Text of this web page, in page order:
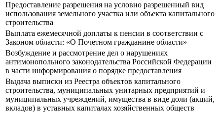
Предоставление разрешения на условно разрешенный вид
использования земельного участка или объекта капитального
строительства
Выплата ежемесячной доплаты к пенсии в соответствии с
Законом области: «О Почетном гражданине области»
Возбуждение и рассмотрение дел о нарушениях
антимонопольного законодательства Российской Федерации
в части информирования о порядке предоставления
Выдача выписки из Реестра объектов капитального
строительства, муниципальных унитарных предприятий и
муниципальных учреждений, имущества в виде доли (акций,
вкладов) в уставных капиталах хозяйственных обществ